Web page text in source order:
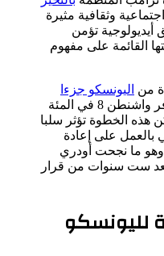
وثقافية مثيرة
أيديولوجية تؤمن
القائمة على مفهوم
من اليونسكو جزءا
من مواردها المالية، إذ توفر واشنطن 8 في المئة
هذه الخطوة تؤثر سلبا
بالعمل على إعادة
وهو ما نجحت أودري
في تحقيقه عام 2023، بعد ست سنوات من قرار
لليونسكو